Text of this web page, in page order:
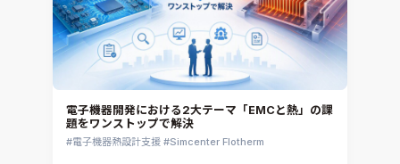
電子機器開発における2大テーマ「EMCと熱」の課
題をワンストップで解決
電子機器熱設計支援 Simcenter Flotherm